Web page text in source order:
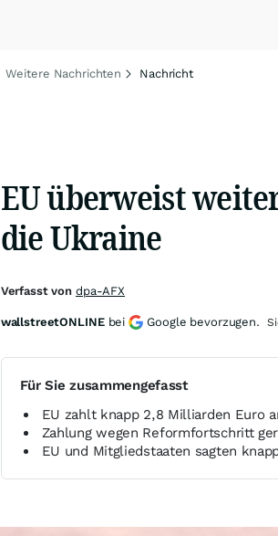
Weitere Nachrichten Nachricht
EU überweist
die Ukraine
Für Sie zusammengefasst
EU zahlt knapp 2,8 Milliarden Euro
Zahlung wegen Reformfortschritt
EU und Mitgliedstaaten sagten
Verfasst von dpa-AFX
wallstreetONLINE bei Google bevorzugen.